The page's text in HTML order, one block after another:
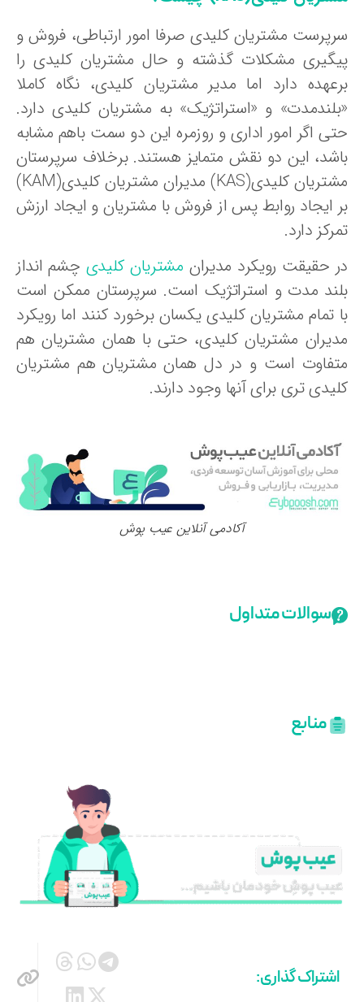
مشتریان کلیدی صرفا امور ارتباطی، فروش و
مشکلات گذشته و حال مشتریان کلیدی را
دارد اما مدیر مشتریان کلیدی، نگاه کاملا
و «استراتژیک» به مشتریان کلیدی دارد.
اگر امور اداری و روزمره این دو سمت باهم مشابه
این دو نقش متمایز هستند. برخلاف سرپرستان
مشتریان کلیدی(KAS) مدیران مشتریان کلیدی(KAM)
ایجاد روابط پس از فروش با مشتریان و ایجاد ارزش
دارد.
حقیقت رویکرد مدیرانمشتریان کلیدیچشم انداز
مدت و استراتژیک است. سرپرستان ممکن است
تمام مشتریان کلیدی یکسان برخورد کنند اما رویکرد
مشتریان کلیدی، حتی با همان مشتریان هم
است و در دل همان مشتریان هم مشتریان
تری برای آنها وجود دارند.
آکادمی آنلاین عیب پوش
سوالات متداول
منابع
اشتراک گذاری: